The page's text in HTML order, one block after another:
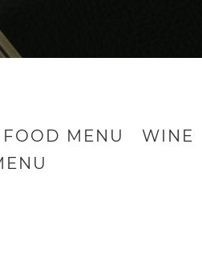
FOOD MENU
WINE